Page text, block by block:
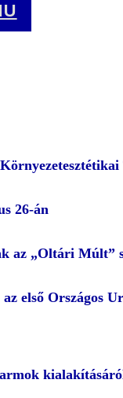
26-án
az „Oltári Múlt”
első Országos